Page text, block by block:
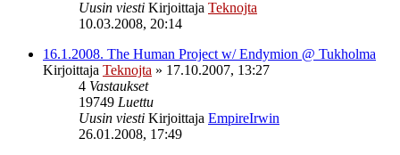
Uusin viesti Kirjoittaja Teknojta
10.03.2008, 20:14
16.1.2008. The Human Project w/ Endymion @ Tukholma
Kirjoittaja Teknojta » 17.10.2007, 13:27
4 Vastaukset
19749 Luettu
Uusin viesti Kirjoittaja EmpireIrwin
26.01.2008, 17:49